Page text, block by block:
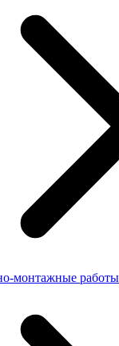
монтажные работы